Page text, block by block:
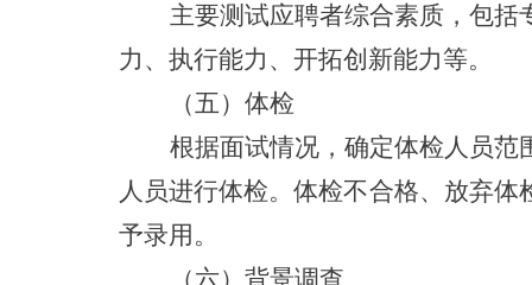
主要测试应聘者综合素质，包
力、执行能力、开拓创新能力等。
（五）体检
根据面试情况，确定体检人员
人员进行体检。体检不合格、放弃
予录用。
（六）背景调查